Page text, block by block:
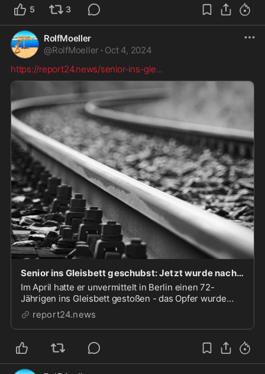
5 3
RolfMoeller
@RolfMoeller · Oct 4, 2024
https://report24.news/senior-ins-gle...
Senior ins Gleisbett geschubst: Jetzt wurde nach 6 Monaten Gewalttäter Rimi M. festgenommen
Im April hatte er unvermittelt in Berlin einen 72-
Jährigen ins Gleisbett gestoßen - das Opfer wurde
schwer verletzt.
report24.news